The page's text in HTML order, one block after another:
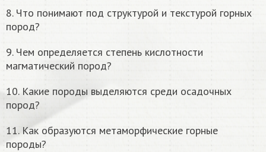
8. Что понимают под структурой и текстурой горных
пород?
9. Чем определяется степень кислотности
магматический пород?
10. Какие породы выделяются среди осадочных
пород?
11. Как образуются метаморфические горные
породы?